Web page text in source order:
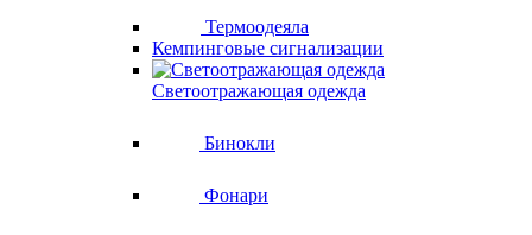
Термоодеяла
Кемпинговые сигнализации
Светоотражающая одежда
Бинокли
Фонари